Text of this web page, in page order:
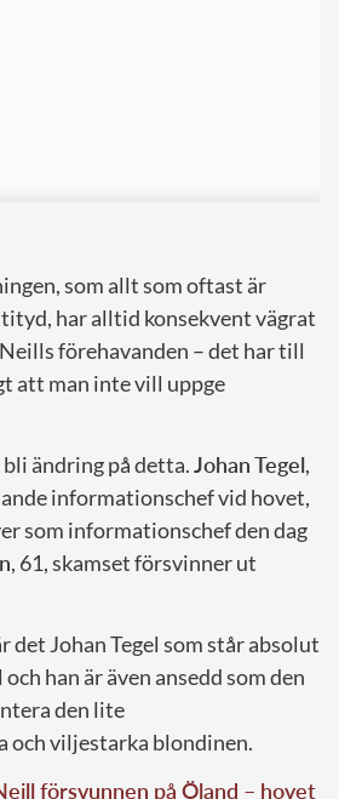
som allt som oftast är
har alltid konsekvent vägrat
förehavanden – det har till
att man inte vill uppge
ändring på detta.Johan Tegel,
informationschef vid hovet,
som informationschef den dag
, 61, skamset försvinner ut
det Johan Tegel som står absolut
han är även ansedd som den
den lite
och viljestarka blondinen.
försvunnen på Öland – hovet